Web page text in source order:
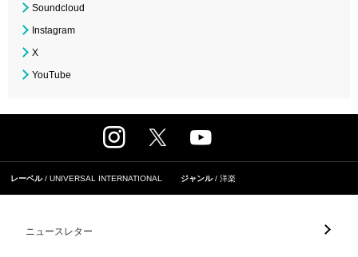
Soundcloud
Instagram
X
YouTube
レーベル UNIVERSAL INTERNATIONAL ジャンル 洋楽
ニュースレター